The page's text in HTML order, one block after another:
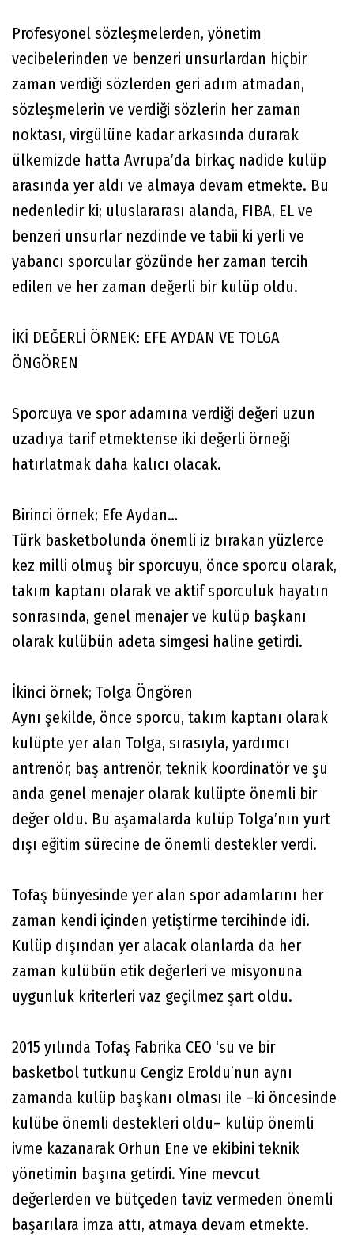
Profesyonel sözleşmelerden, yönetim
vecibelerinden ve benzeri unsurlardan hiçbir
zaman verdiği sözlerden geri adım atmadan,
sözleşmelerin ve verdiği sözlerin her zaman
noktası, virgülüne kadar arkasında durarak
ülkemizde hatta Avrupa’da birkaç nadide kulüp
arasında yer aldı ve almaya devam etmekte. Bu
nedenledir ki; uluslararası alanda, FIBA, EL ve
benzeri unsurlar nezdinde ve tabii ki yerli ve
yabancı sporcular gözünde her zaman tercih
edilen ve her zaman değerli bir kulüp oldu.
İKİ DEĞERLİ ÖRNEK: EFE AYDAN VE TOLGA
ÖNGÖREN
Sporcuya ve spor adamına verdiği değeri uzun
uzadıya tarif etmektense iki değerli örneği
hatırlatmak daha kalıcı olacak.
Birinci örnek; Efe Aydan…
Türk basketbolunda önemli iz bırakan yüzlerce
kez milli olmuş bir sporcuyu, önce sporcu olarak,
takım kaptanı olarak ve aktif sporculuk hayatın
sonrasında, genel menajer ve kulüp başkanı
olarak kulübün adeta simgesi haline getirdi.
İkinci örnek; Tolga Öngören
Aynı şekilde, önce sporcu, takım kaptanı olarak
kulüpte yer alan Tolga, sırasıyla, yardımcı
antrenör, baş antrenör, teknik koordinatör ve şu
anda genel menajer olarak kulüpte önemli bir
değer oldu. Bu aşamalarda kulüp Tolga’nın yurt
dışı eğitim sürecine de önemli destekler verdi.
Tofaş bünyesinde yer alan spor adamlarını her
zaman kendi içinden yetiştirme tercihinde idi.
Kulüp dışından yer alacak olanlarda da her
zaman kulübün etik değerleri ve misyonuna
uygunluk kriterleri vaz geçilmez şart oldu.
2015 yılında Tofaş Fabrika CEO ‘su ve bir
basketbol tutkunu Cengiz Eroldu’nun aynı
zamanda kulüp başkanı olması ile –ki öncesinde
kulübe önemli destekleri oldu– kulüp önemli
ivme kazanarak Orhun Ene ve ekibini teknik
yönetimin başına getirdi. Yine mevcut
değerlerden ve bütçeden taviz vermeden önemli
başarılara imza attı, atmaya devam etmekte.